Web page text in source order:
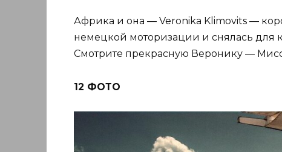
Африка и она — Veronika Klimovits —
немецкой моторизации и снялась для
Смотрите прекрасную Веронику —
12 ФОТО